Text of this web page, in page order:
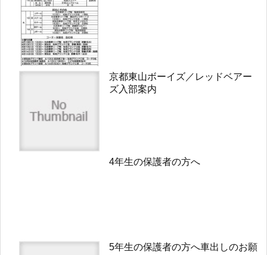
京都東山ボーイズ／レッドベアー
ズ入部案内
4年生の保護者の方へ
5年生の保護者の方へ車出しのお願